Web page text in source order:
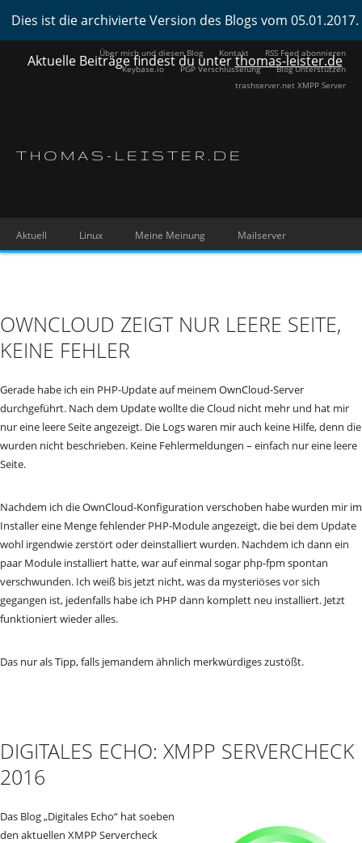
Dies ist die archivierte Version des Blogs vom 05.01.2017.
Aktuelle Beiträge findest du unterthomas-leister.de
RSS Feed abonnieren
Kontakt
Über mich und diesen Blog
Blog Unterstützen
PGP Verschlüsselung
Keybase.io
trashserver.net XMPP Server
THOMAS-LEISTER.DE
Aktuell Linux Meine Meinung Mailserver
OWNCLOUD ZEIGT NUR LEERE SEITE,
KEINE FEHLER
Gerade habe ich ein PHP-Update auf meinem OwnCloud-Server
durchgeführt. Nach dem Update wollte die Cloud nicht mehr und hat mir
nur eine leere Seite angezeigt. Die Logs waren mir auch keine Hilfe, denn die
wurden nicht beschrieben. Keine Fehlermeldungen – einfach nur eine leere
Seite.
Nachdem ich die OwnCloud-Konfiguration verschoben habe wurden mir im
Installer eine Menge fehlender PHP-Module angezeigt, die bei dem Update
wohl irgendwie zerstört oder deinstalliert wurden. Nachdem ich dann ein
paar Module installiert hatte, war auf einmal sogar php-fpm spontan
verschwunden. Ich weiß bis jetzt nicht, was da mysteriöses vor sich
gegangen ist, jedenfalls habe ich PHP dann komplett neu installiert. Jetzt
funktioniert wieder alles.
Das nur als Tipp, falls jemandem ähnlich merkwürdiges zustößt.
DIGITALES ECHO: XMPP SERVERCHECK
2016
Das Blog „Digitales Echo“ hat soeben
den aktuellen XMPP Servercheck